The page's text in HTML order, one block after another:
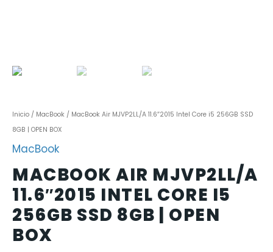
Inicio / MacBook / MacBook Air MJVP2LL/A 11.6″2015 Intel Core i5 256GB SSD
8GB | OPEN BOX
MacBook
MACBOOK AIR MJVP2LL/A
11.6″2015 INTEL CORE I5
256GB SSD 8GB | OPEN
BOX